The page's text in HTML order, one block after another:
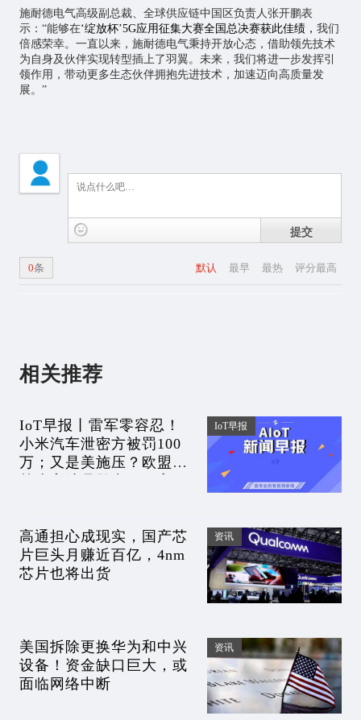
施耐德电气高级副总裁、全球供应链中国区负责人张开鹏表
示：“能够在‘绽放杯’5G应用征集大赛全国总决赛获此佳绩， 我们
倍感荣幸。一直以来，施耐德电气秉持开放心态，借助领先技术
为自身及伙伴实现转型插上了羽翼。未来，我们将进一步发挥引
领作用，带动更多生态伙伴拥抱先进技术，加速迈向高质量发
展。”
提交
默认 最早 最热 评分最高
0条
相关推荐
IoT早报丨雷军零容忍！
小米汽车泄密方被罚100
万；又是美施压？欧盟将
IoT早报
高通担心成现实，国产芯
片巨头月赚近百亿，4nm
芯片也将出货
资讯
美国拆除更换华为和中兴
设备！资金缺口巨大，或
面临网络中断
资讯